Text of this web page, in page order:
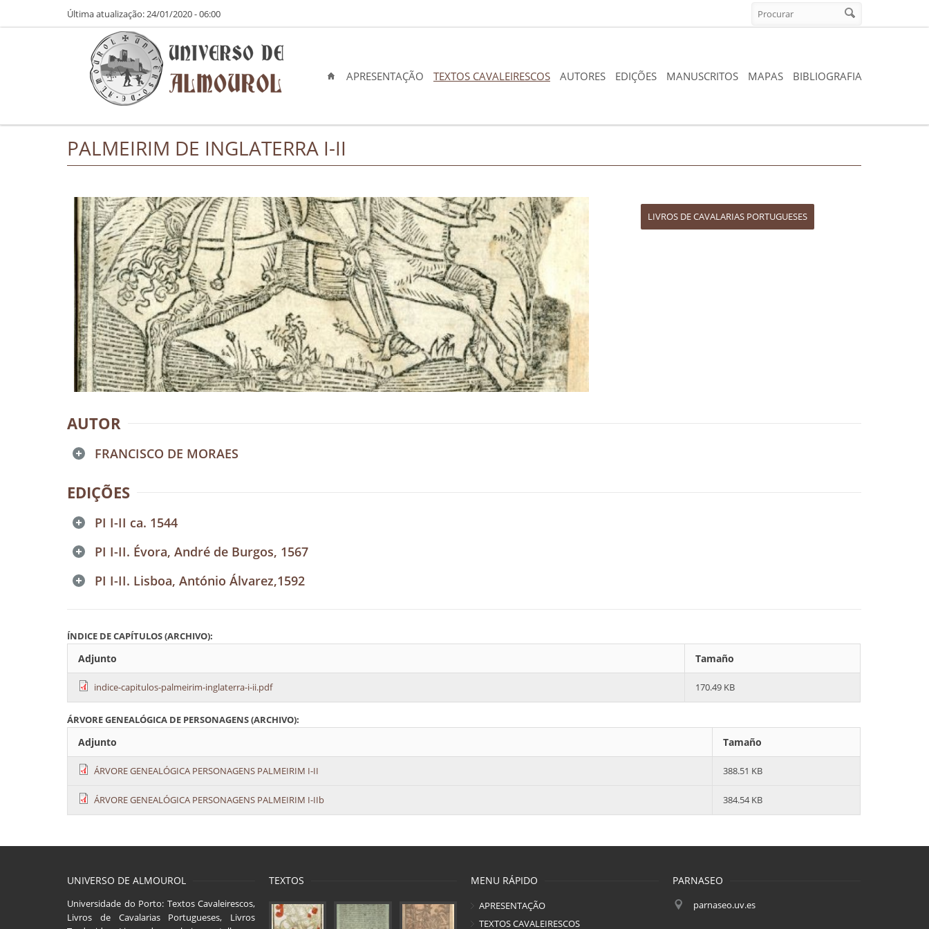
Pasar al contenido principal
Última atualização: 24/01/2020 - 06:00 Formulario de búsqueda
Procurar
APRESENTAÇÃO TEXTOS CAVALEIRESCOS AUTORES EDIÇÕES MANUSCRITOS MAPAS BIBLIOGRAFIA
PALMEIRIM DE INGLATERRA I-II
LIVROS DE CAVALARIAS PORTUGUESES
AUTOR
FRANCISCO DE MORAES
EDIÇÕES
PI I-II ca. 1544
PI I-II. Évora, André de Burgos, 1567
PI I-II. Lisboa, António Álvarez,1592
ÍNDICE DE CAPÍTULOS (ARCHIVO):
Adjunto Tamaño
indice-capitulos-palmeirim-inglaterra-i-ii.pdf 170.49 KB
ÁRVORE GENEALÓGICA DE PERSONAGENS (ARCHIVO):
Adjunto Tamaño
ÁRVORE GENEALÓGICA PERSONAGENS PALMEIRIM I-II 388.51 KB
ÁRVORE GENEALÓGICA PERSONAGENS PALMEIRIM I-IIb 384.54 KB
UNIVERSO DE ALMOUROL
Universidade do Porto: Textos Cavaleirescos,
Livros de Cavalarias Portugueses, Livros
TEXTOS MENU RÁPIDO
APRESENTAÇÃO
TEXTOS CAVALEIRESCOS
PARNASEO
parnaseo.uv.es